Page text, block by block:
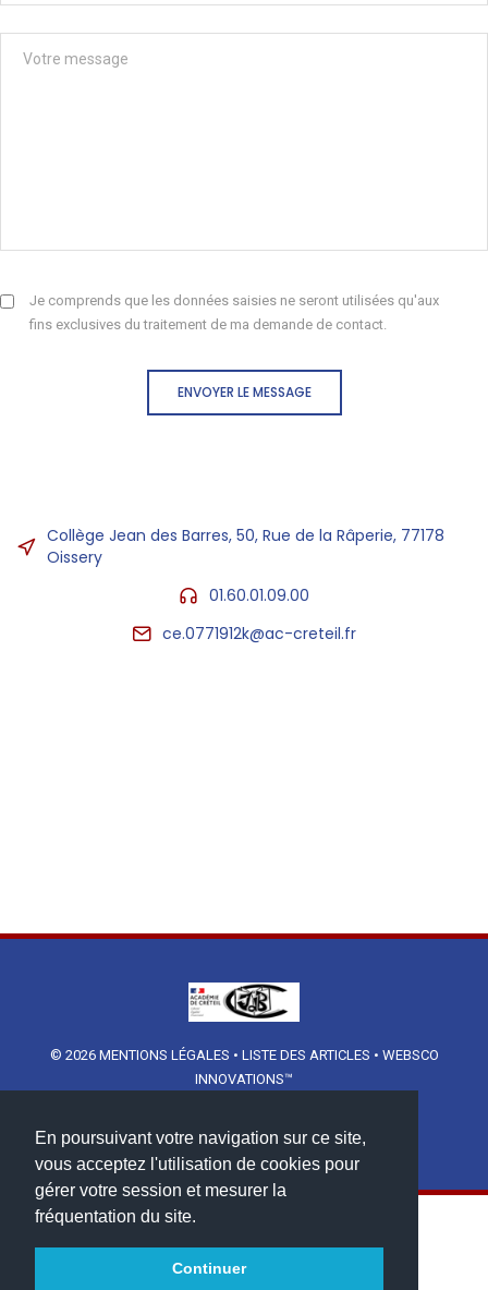
En poursuivant votre navigation sur ce site,
vous acceptez l'utilisation de cookies pour
gérer votre session et mesurer la
fréquentation du site.
Continuer
Je comprends que les données saisies ne seront utilisées qu'aux
fins exclusives du traitement de ma demande de contact.
ENVOYER LE MESSAGE
Collège Jean des Barres, 50, Rue de la Râperie, 77178
Oissery
01.60.01.09.00
ce.0771912k@ac-creteil.fr
© 2026 MENTIONS LÉGALES • LISTE DES ARTICLES • WEBSCO
INNOVATIONS™